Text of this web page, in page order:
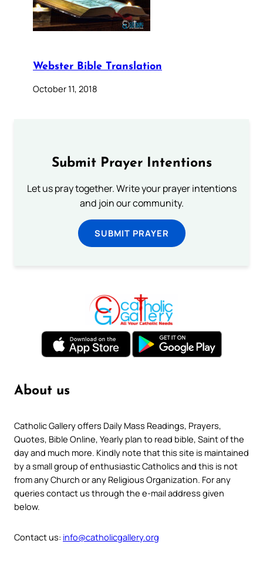
Webster Bible Translation
October 11, 2018
Submit Prayer Intentions
Let us pray together. Write your prayer intentions
and join our community.
SUBMIT PRAYER
About us
Catholic Gallery offers Daily Mass Readings, Prayers,
Quotes, Bible Online, Yearly plan to read bible, Saint of the
day and much more. Kindly note that this site is maintained
by a small group of enthusiastic Catholics and this is not
from any Church or any Religious Organization. For any
queries contact us through the e-mail address given
below.
Contact us: info@catholicgallery.org